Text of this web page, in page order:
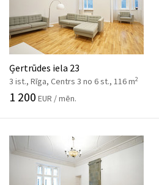
Ģertrūdes iela 23
3 ist., Rīga, Centrs 3 no 6 st., 116 m2
1 200 EUR / mēn.